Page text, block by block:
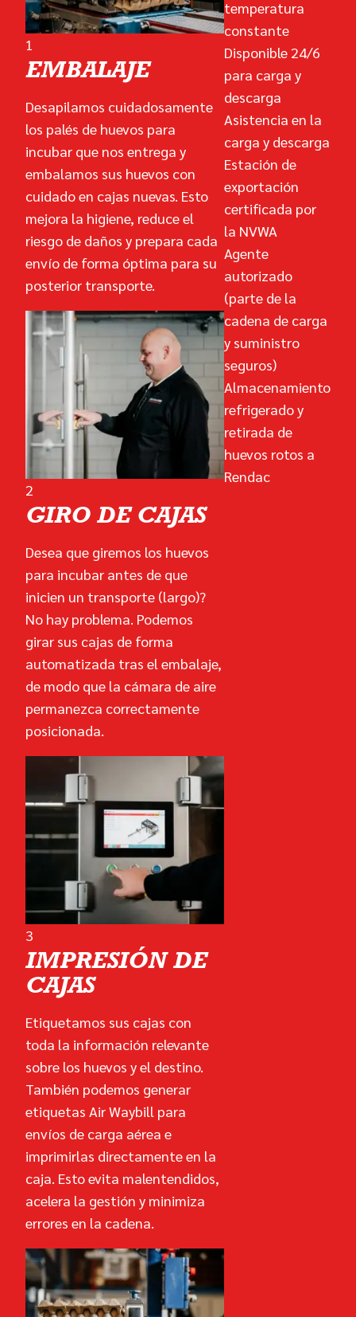
1
EMBALAJE
Desapilamos cuidadosamente
los palés de huevos para
incubar que nos entrega y
embalamos sus huevos con
cuidado en cajas nuevas. Esto
mejora la higiene, reduce el
riesgo de daños y prepara cada
envío de forma óptima para su
posterior transporte.
2
GIRO DE CAJAS
Desea que giremos los huevos
para incubar antes de que
inicien un transporte (largo)?
No hay problema. Podemos
girar sus cajas de forma
automatizada tras el embalaje,
de modo que la cámara de aire
permanezca correctamente
posicionada.
3
IMPRESIÓN DE
CAJAS
Etiquetamos sus cajas con
toda la información relevante
sobre los huevos y el destino.
También podemos generar
etiquetas Air Waybill para
envíos de carga aérea e
imprimirlas directamente en la
caja. Esto evita malentendidos,
acelera la gestión y minimiza
errores en la cadena.
temperatura
constante
Disponible 24/6
para carga y
descarga
Asistencia en la
carga y descarga
Estación de
exportación
certificada por
la NVWA
Agente
autorizado
(parte de la
cadena de carga
y suministro
seguros)
Almacenamiento
refrigerado y
retirada de
huevos rotos a
Rendac